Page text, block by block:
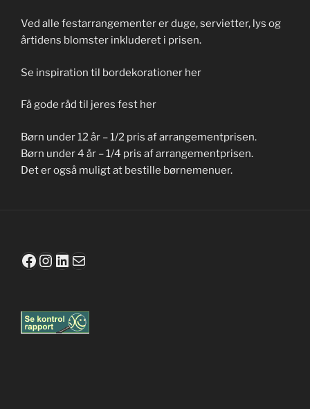
Ved alle festarrangementer er duge, servietter, lys og
årtidens blomster inkluderet i prisen.
Se inspiration til bordekorationer her
Få gode råd til jeres fest her
Børn under 12 år – 1/2 pris af arrangementprisen.
Børn under 4 år – 1/4 pris af arrangementprisen.
Det er også muligt at bestille børnemenuer.
Facebook
Instagram
LinkedIn
Mail